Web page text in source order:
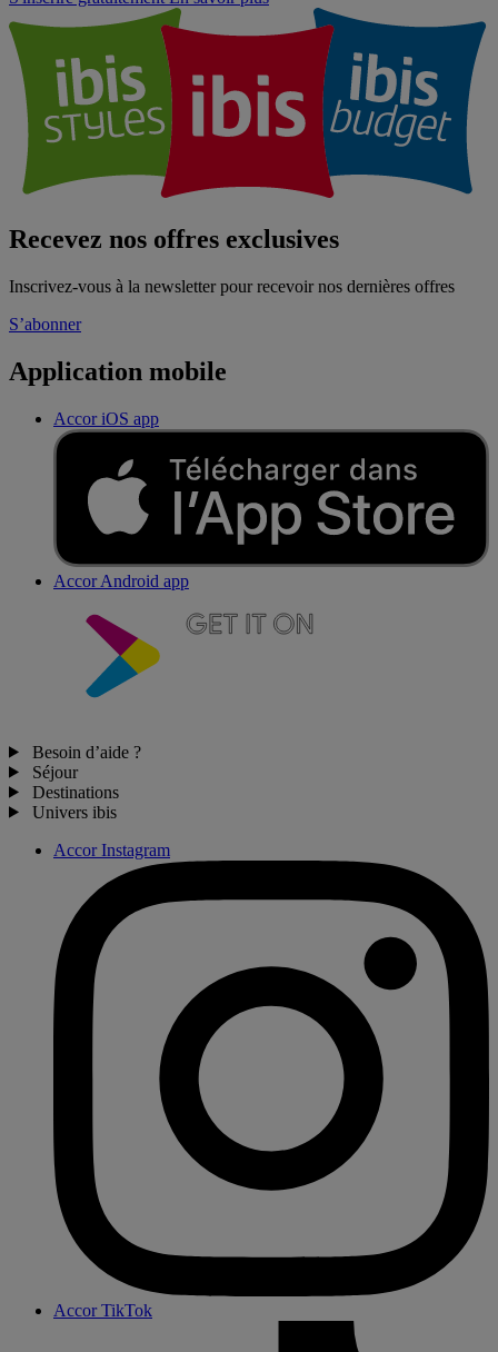
Recevez nos offres exclusives
Inscrivez-vous à la newsletter pour recevoir nos dernières offres
S’abonner
Application mobile
Accor iOS app
Accor Android app
Besoin d’aide ?
Séjour
Destinations
Univers ibis
Accor Instagram
Accor TikTok